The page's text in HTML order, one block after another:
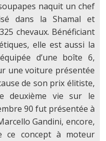
naquit un chef
dans la Shamal et
chevaux. Bénéficiant
elle est aussi la
d’une boîte 6,
une voiture présentée
de son prix élitiste,
deuxième vie sur le
90 fut présentée à
Gandini, encore,
ce concept à moteur